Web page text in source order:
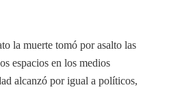
la muerte tomó por asalto las
espacios en los medios
alcanzó por igual a políticos,